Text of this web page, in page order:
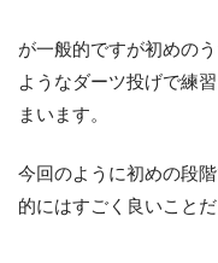
が一般的ですが初めの
ようなダーツ投げで練
まいます。
今回のように初めの段
的にはすごく良いことだ